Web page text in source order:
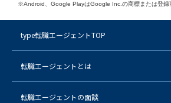
※Android、Google PlayはGoogle Inc.の商標または登録
type転職エージェントTOP
転職エージェントとは
転職エージェントの面談